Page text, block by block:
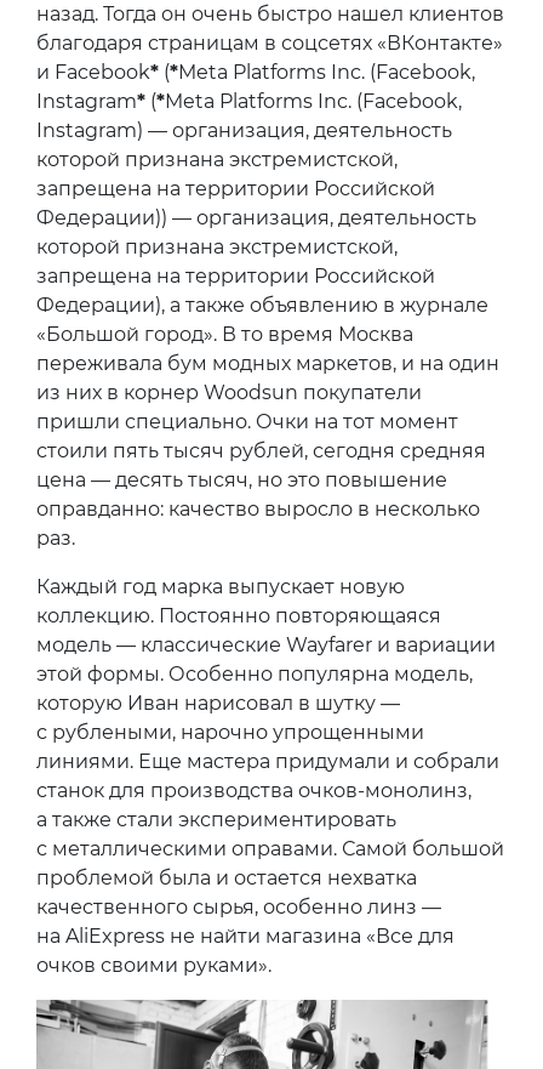
назад. Тогда он очень быстро нашел клиентов
благодаря страницам в соцсетях «ВКонтакте»
и Facebook* (*Meta Platforms Inc. (Facebook,
Instagram* (*Meta Platforms Inc. (Facebook,
Instagram) — организация, деятельность
которой признана экстремистской,
запрещена на территории Российской
Федерации)) — организация, деятельность
которой признана экстремистской,
запрещена на территории Российской
Федерации), а также объявлению в журнале
«Большой город». В то время Москва
переживала бум модных маркетов, и на один
из них в корнер Woodsun покупатели
пришли специально. Очки на тот момент
стоили пять тысяч рублей, сегодня средняя
цена — десять тысяч, но это повышение
оправданно: качество выросло в несколько
раз.
Каждый год марка выпускает новую
коллекцию. Постоянно повторяющаяся
модель — классические Wayfarer и вариации
этой формы. Особенно популярна модель,
которую Иван нарисовал в шутку —
с рублеными, нарочно упрощенными
линиями. Еще мастера придумали и собрали
станок для производства очков-монолинз,
а также стали экспериментировать
с металлическими оправами. Самой большой
проблемой была и остается нехватка
качественного сырья, особенно линз —
на AliExpress не найти магазина «Все для
очков своими руками».